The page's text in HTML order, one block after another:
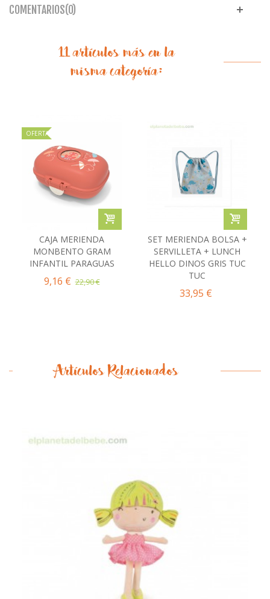
COMENTARIOS(0)
11 artículos más en la
misma categoría:
OFERTA
CAJA MERIENDA
MONBENTO GRAM
INFANTIL PARAGUAS
9,16 € 22,90 €
SET MERIENDA BOLSA +
SERVILLETA + LUNCH
HELLO DINOS GRIS TUC
TUC
33,95 €
Artículos Relacionados